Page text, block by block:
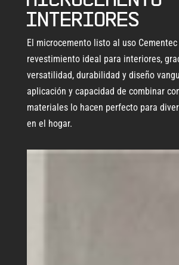
interiores
El microcemento listo al uso Cementec
revestimiento ideal para interiores,
versatilidad, durabilidad y diseño
aplicación y capacidad de combinar
materiales lo hacen perfecto para
en el hogar.